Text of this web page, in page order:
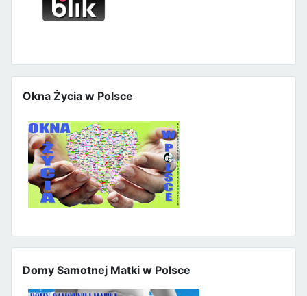
Okna Życia w Polsce
Domy Samotnej Matki w Polsce